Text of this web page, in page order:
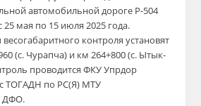
автомобильной дороге Р-504
мая по 15 июля 2025 года.
контроля установят
(с. Чурапча) и км 264+800 (с. Ытык-
проводится ФКУ Упрдор
ТОГАДН по РС(Я) МТУ
ДФО.